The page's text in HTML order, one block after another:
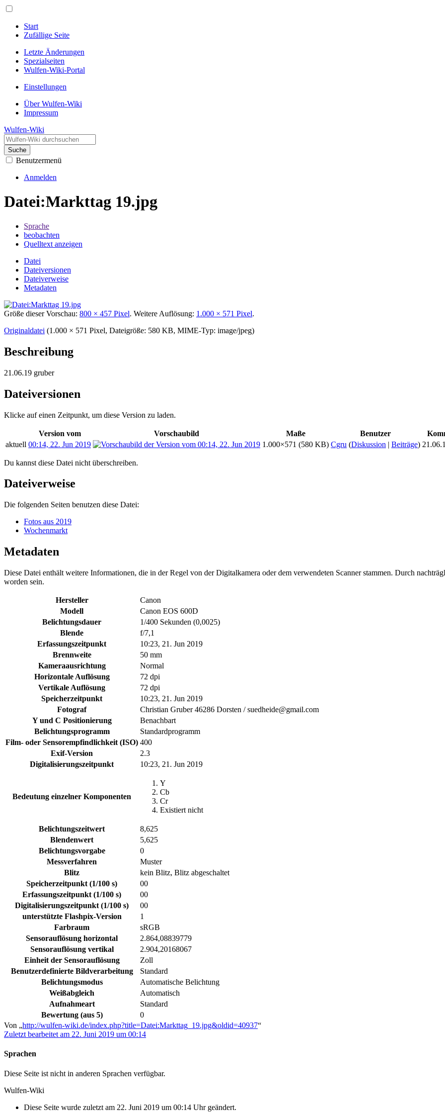
Start
Zufällige Seite
Letzte Änderungen
Spezialseiten
Wulfen-Wiki-Portal
Einstellungen
Über Wulfen-Wiki
Impressum
Wulfen-Wiki
Suche
Benutzermenü
Anmelden
Datei:Markttag 19.jpg
Sprache
beobachten
Quelltext anzeigen
Datei
Dateiversionen
Dateiverweise
Metadaten
Größe dieser Vorschau: 800 × 457 Pixel. Weitere Auflösung: 1.000 × 571 Pixel.
Originaldatei (1.000 × 571 Pixel, Dateigröße: 580 KB, MIME-Typ: image/jpeg)
Beschreibung
21.06.19 gruber
Dateiversionen
Klicke auf einen Zeitpunkt, um diese Version zu laden.
Version vom Vorschaubild Maße Benutzer
aktuell 00:14, 22. Jun 2019 1.000×571 (580 KB) Cgru (Diskussion | Beiträge)
Du kannst diese Datei nicht überschreiben.
Dateiverweise
Die folgenden Seiten benutzen diese Datei:
Fotos aus 2019
Wochenmarkt
Metadaten
Diese Datei enthält weitere Informationen, die in der Regel von der Digitalkamera oder dem verwendeten Scanner stammen. Durch
worden sein.
Hersteller
Canon
Modell
Canon EOS 600D
Belichtungsdauer
1/400 Sekunden (0,0025)
Blende
f/7,1
Erfassungszeitpunkt
10:23, 21. Jun 2019
Brennweite
50 mm
Kameraausrichtung
Normal
Horizontale Auflösung
72 dpi
Vertikale Auflösung
72 dpi
Speicherzeitpunkt
10:23, 21. Jun 2019
Fotograf
Christian Gruber 46286 Dorsten / suedheide@gmail.com
Y und C Positionierung
Benachbart
Belichtungsprogramm
Standardprogramm
Film- oder Sensorempfindlichkeit (ISO) 400
Exif-Version
2.3
Digitalisierungszeitpunkt
10:23, 21. Jun 2019
Bedeutung einzelner Komponenten
Y
Cb
Cr
Existiert nicht
Belichtungszeitwert
8,625
Blendenwert
5,625
Belichtungsvorgabe
0
Messverfahren
Muster
Blitz
kein Blitz, Blitz abgeschaltet
Speicherzeitpunkt (1/100 s)
00
Erfassungszeitpunkt (1/100 s)
00
Digitalisierungszeitpunkt (1/100 s)
00
unterstützte Flashpix-Version
1
Farbraum
sRGB
Sensorauflösung horizontal
2.864,08839779
Sensorauflösung vertikal
2.904,20168067
Einheit der Sensorauflösung
Zoll
Benutzerdefinierte Bildverarbeitung
Standard
Belichtungsmodus
Automatische Belichtung
Weißabgleich
Automatisch
Aufnahmeart
Standard
Bewertung (aus 5)
0
Von „http://wulfen-wiki.de/index.php?title=Datei:Markttag_19.jpg&oldid=40937“
Zuletzt bearbeitet am 22. Juni 2019 um 00:14
Sprachen
Diese Seite ist nicht in anderen Sprachen verfügbar.
Wulfen-Wiki
Diese Seite wurde zuletzt am 22. Juni 2019 um 00:14 Uhr geändert.